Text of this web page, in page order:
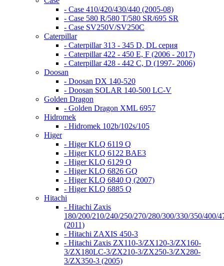
- Case 410/420/430/440 (2005-08)
- Case 580 R/580 T/580 SR/695 SR
- Case SV250V/SV250C
Caterpillar
- Caterpillar 313 - 345 D, DL серия
- Caterpillar 422 - 450 E, F (2006 - 2017)
- Caterpillar 428 - 442 C, D (1997- 2006)
Doosan
- Doosan DX 140-520
- Doosan SOLAR 140-500 LC-V
Golden Dragon
- Golden Dragon XML 6957
Hidromek
- Hidromek 102b/102s/105
Higer
- Higer KLQ 6119 Q
- Higer KLQ 6122 BAE3
- Higer KLQ 6129 Q
- Higer KLQ 6826 GQ
- Higer KLQ 6840 Q (2007)
- Higer KLQ 6885 Q
Hitachi
- Hitachi Zaxis
180/200/210/240/250/270/280/300/330/350/400/
(2011)
- Hitachi ZAXIS 450-3
- Hitachi Zaxis ZX110-3/ZX120-3/ZX160-
3/ZX180LC-3/ZX210-3/ZX250-3/ZX280-
3/ZX350-3 (2005)